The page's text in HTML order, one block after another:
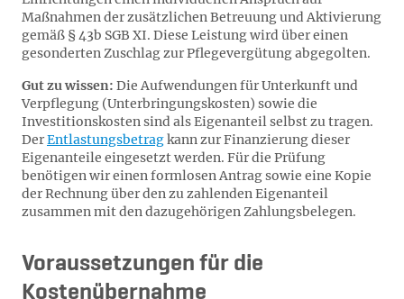
Maßnahmen der zusätzlichen Betreuung und Aktivierung
gemäß § 43b SGB XI. Diese Leistung wird über einen
gesonderten Zuschlag zur Pflegevergütung abgegolten.
Gut zu wissen: Die Aufwendungen für Unterkunft und
Verpflegung (Unterbringungskosten) sowie die
Investitionskosten sind als Eigenanteil selbst zu tragen.
DerEntlastungsbetragkann zur Finanzierung dieser
Eigenanteile eingesetzt werden. Für die Prüfung
benötigen wir einen formlosen Antrag sowie eine Kopie
der Rechnung über den zu zahlenden Eigenanteil
zusammen mit den dazugehörigen Zahlungsbelegen.
Voraussetzungen für die
Kostenübernahme